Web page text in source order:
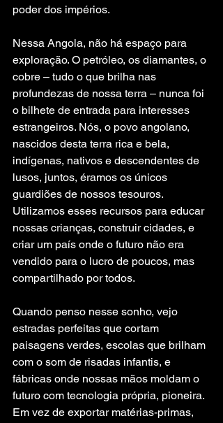
poder dos impérios.
Nessa Angola, não há espaço para
exploração. O petróleo, os diamantes, o
cobre – tudo o que brilha nas
profundezas de nossa terra – nunca foi
o bilhete de entrada para interesses
estrangeiros. Nós, o povo angolano,
nascidos desta terra rica e bela,
indígenas, nativos e descendentes de
lusos, juntos, éramos os únicos
guardiões de nossos tesouros.
Utilizamos esses recursos para educar
nossas crianças, construir cidades, e
criar um país onde o futuro não era
vendido para o lucro de poucos, mas
compartilhado por todos.
Quando penso nesse sonho, vejo
estradas perfeitas que cortam
paisagens verdes, escolas que brilham
com o som de risadas infantis, e
fábricas onde nossas mãos moldam o
futuro com tecnologia própria, pioneira.
Em vez de exportar matérias-primas,